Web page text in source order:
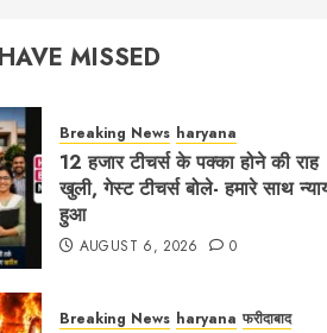
MISSED
Breaking News haryana
12 हजार टीचर्स के पक्का होने की राह
खुली, गेस्ट टीचर्स बोले- हमारे साथ
हुआ
AUGUST 6, 2026 0
Breaking News haryana फरीदाबाद